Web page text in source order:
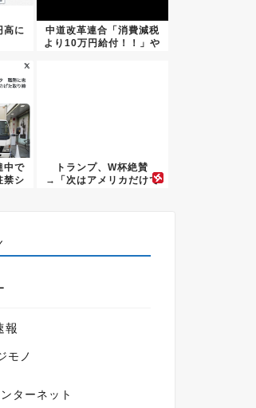
高に
中道改革連合「消費減税
より10万円給付！！」や
中で
禁シ
トランプ、W杯絶賛
→「次はアメリカだけで
報
モノ
ターネット